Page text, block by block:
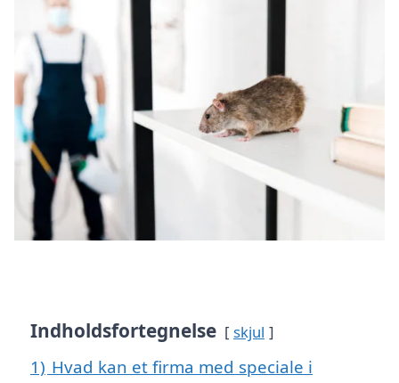
Indholdsfortegnelse skjul
1) Hvad kan et firma med speciale i